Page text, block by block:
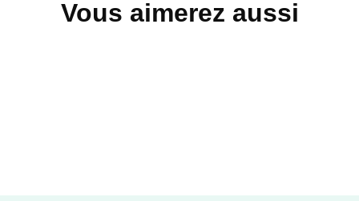
Vous aimerez aussi